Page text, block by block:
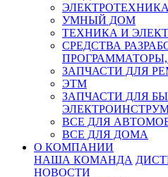
ЭЛЕКТРОТЕХНИКА
УМНЫЙ ДОМ
ТЕХНИКА И
СРЕДСТВА
ЗАПЧАСТИ ДЛЯ
ЭТМ
ЗАПЧАСТИ ДЛЯ
ВСЕ ДЛЯ
ВСЕ ДЛЯ ДОМА
О КОМПАНИИ
НАША КОМАНДА
НОВОСТИ